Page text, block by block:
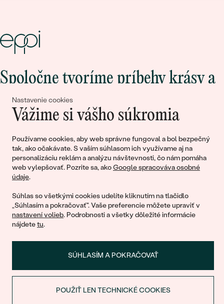
Nastavenie cookies
Vážime si vášho súkromia
Používame cookies, aby web správne fungoval a bol bezpečný
tak, ako očakávate. S vaším súhlasom ich využívame aj na
personalizáciu reklám a analýzu návštevnosti, čo nám pomáha
web vylepšovať. Pozrite sa, akoGoogle spracováva osobné
údaje.
Súhlas so všetkými cookies udelíte kliknutím na tlačidlo
„Súhlasím a pokračovať". Vaše preferencie môžete upraviť v
nastavení volieb. Podrobnosti a všetky dôležité informácie
nájdetetu.
SÚHLASÍM A POKRAČOVAŤ
POUŽIŤ LEN TECHNICKÉ COOKIES
Spoločne tvoríme príbehy krásy a
lásky
© 2011 - 2026, Eppi.sk